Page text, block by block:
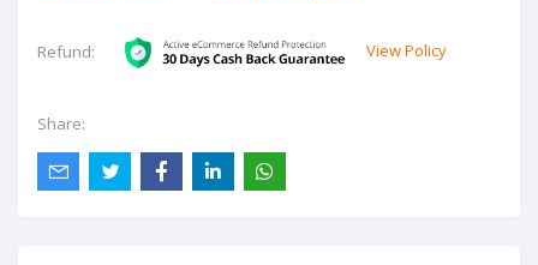
Refund: View Policy
Share: